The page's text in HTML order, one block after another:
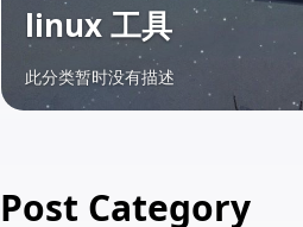
linux 工具
此分类暂时没有描述
Post Category